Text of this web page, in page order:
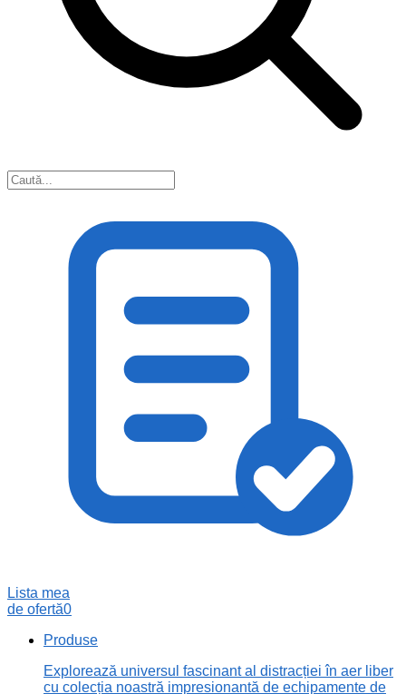
Lista mea
de ofertă0
Produse
Explorează universul fascinant al distracției în aer liber
cu colecția noastră impresionantă de echipamente de